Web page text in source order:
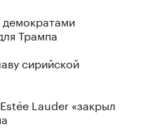
демократами
Трампа
сирийской
Lauder «закрыл